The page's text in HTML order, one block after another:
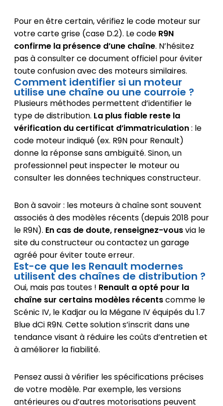
Pour en être certain, vérifiez le code moteur sur
votre carte grise (case D.2). Le code R9N
confirme la présence d’une chaîne. N’hésitez
pas à consulter ce document officiel pour éviter
toute confusion avec des moteurs similaires.
Comment identifier si un moteur
utilise une chaîne ou une courroie ?
Plusieurs méthodes permettent d’identifier le
type de distribution. La plus fiable reste la
vérification du certificat d’immatriculation: le
code moteur indiqué (ex. R9N pour Renault)
donne la réponse sans ambiguïté. Sinon, un
professionnel peut inspecter le moteur ou
consulter les données techniques constructeur.
Bon à savoir : les moteurs à chaîne sont souvent
associés à des modèles récents (depuis 2018 pour
le R9N). En cas de doute, renseignez-vousvia le
site du constructeur ou contactez un garage
agréé pour éviter toute erreur.
Est-ce que les Renault modernes
utilisent des chaînes de distribution ?
Oui, mais pas toutes ! Renault a opté pour la
chaîne sur certains modèles récentscomme le
Scénic IV, le Kadjar ou la Mégane IV équipés du 1.7
Blue dCi R9N. Cette solution s’inscrit dans une
tendance visant à réduire les coûts d’entretien et
à améliorer la fiabilité.
Pensez aussi à vérifier les spécifications précises
de votre modèle. Par exemple, les versions
antérieures ou d’autres motorisations peuvent